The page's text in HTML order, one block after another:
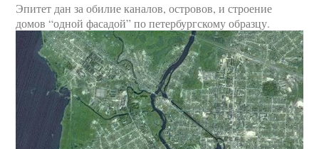
Эпитет дан за обилие каналов, островов, и строение
домов “одной фасадой” по петербургскому образцу.